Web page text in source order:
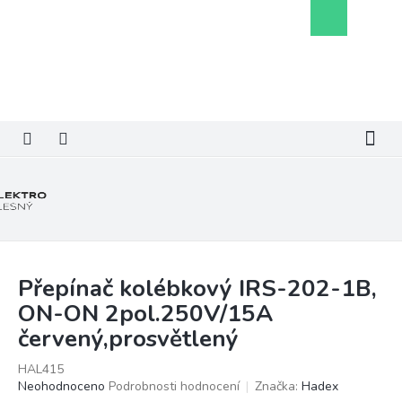
košík
Přepínač kolébkový IRS-202-1B,
ON-ON 2pol.250V/15A
červený,prosvětlený
HAL415
Průměrné
Neohodnoceno Podrobnosti hodnocení Značka: Hadex